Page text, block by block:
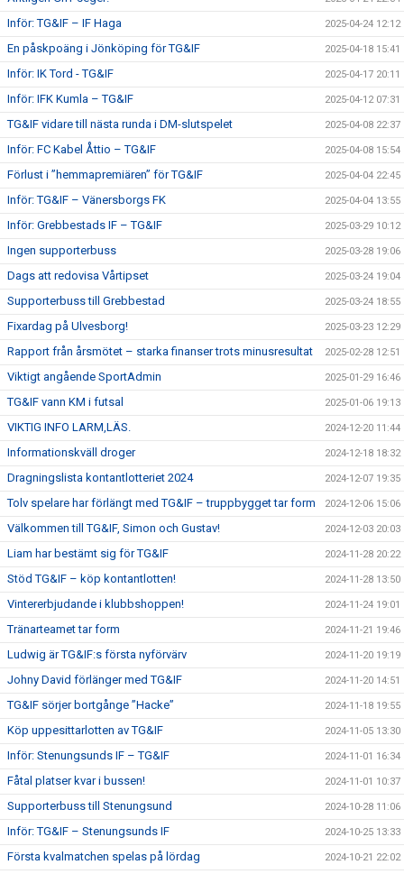
Inför: TG&IF – IF Haga 2025-04-24 12:12
En påskpoäng i Jönköping för TG&IF 2025-04-18 15:41
Inför: IK Tord - TG&IF 2025-04-17 20:11
Inför: IFK Kumla – TG&IF 2025-04-12 07:31
TG&IF vidare till nästa runda i DM-slutspelet 2025-04-08 22:37
Inför: FC Kabel Åttio – TG&IF 2025-04-08 15:54
Förlust i ”hemmapremiären” för TG&IF 2025-04-04 22:45
Inför: TG&IF – Vänersborgs FK 2025-04-04 13:55
Inför: Grebbestads IF – TG&IF 2025-03-29 10:12
Ingen supporterbuss 2025-03-28 19:06
Dags att redovisa Vårtipset 2025-03-24 19:04
Supporterbuss till Grebbestad 2025-03-24 18:55
Fixardag på Ulvesborg! 2025-03-23 12:29
Rapport från årsmötet – starka finanser trots minusresultat 2025-02-28 12:51
Viktigt angående SportAdmin 2025-01-29 16:46
TG&IF vann KM i futsal 2025-01-06 19:13
VIKTIG INFO LARM,LÄS. 2024-12-20 11:44
Informationskväll droger 2024-12-18 18:32
Dragningslista kontantlotteriet 2024 2024-12-07 19:35
Tolv spelare har förlängt med TG&IF – truppbygget tar form 2024-12-06 15:06
Välkommen till TG&IF, Simon och Gustav! 2024-12-03 20:03
Liam har bestämt sig för TG&IF 2024-11-28 20:22
Stöd TG&IF – köp kontantlotten! 2024-11-28 13:50
Vintererbjudande i klubbshoppen! 2024-11-24 19:01
Tränarteamet tar form 2024-11-21 19:46
Ludwig är TG&IF:s första nyförvärv 2024-11-20 19:19
Johny David förlänger med TG&IF 2024-11-20 14:51
TG&IF sörjer bortgånge ”Hacke” 2024-11-18 19:55
Köp uppesittarlotten av TG&IF 2024-11-05 13:30
Inför: Stenungsunds IF – TG&IF 2024-11-01 16:34
Fåtal platser kvar i bussen! 2024-11-01 10:37
Supporterbuss till Stenungsund 2024-10-28 11:06
Inför: TG&IF – Stenungsunds IF 2024-10-25 13:33
Första kvalmatchen spelas på lördag 2024-10-21 22:02